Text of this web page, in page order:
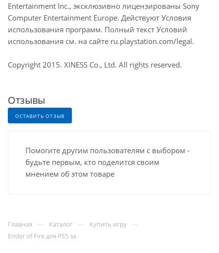
Entertainment Inc., эксклюзивно лицензированы Sony
Computer Entertainment Europe. Действуют Условия
использования программ. Полный текст Условий
использования см. на сайте ru.playstation.com/legal.
Copyright 2015. XINESS Co., Ltd. All rights reserved.
Отзывы
ОСТАВИТЬ ОТЗЫВ
Помогите другим пользователям с выбором -
будьте первым, кто поделится своим
мнением об этом товаре
Главная — Каталог — Купить игру —
Ender of Fire для PS5 за